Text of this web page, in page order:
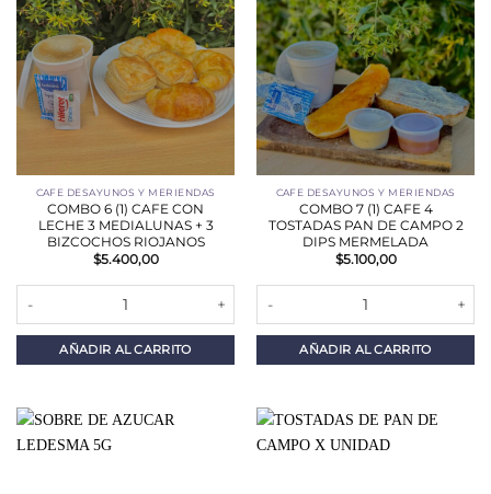
CAFE DESAYUNOS Y MERIENDAS
COMBO 6 (1) CAFE CON
LECHE 3 MEDIALUNAS + 3
BIZCOCHOS RIOJANOS
$5.400,00
COMBO 6 (1) CAFE CON LECHE 3 MEDIALUNAS + 3 BIZCOCHOS
AÑADIR AL CARRITO
CAFE DESAYUNOS Y MERIENDAS
COMBO 7 (1) CAFE 4
TOSTADAS PAN DE CAMPO 2
DIPS MERMELADA
$5.100,00
COMBO 7 (1) CAFE 4
AÑADIR AL CARRITO